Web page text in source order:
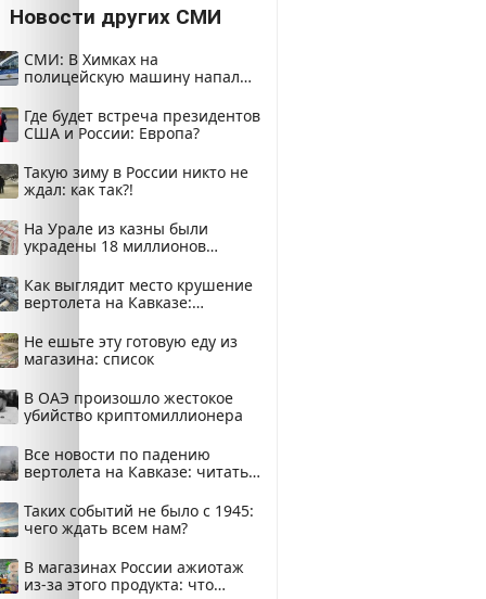
Новости других СМИ
СМИ: В Химках на
полицейскую машину напали
Где будет встреча президентов
США и России: Европа?
Такую зиму в России никто не
ждал: как так?!
На Урале из казны были
украдены 18 миллионов
Как выглядит место крушение
вертолета на Кавказе:
Не ешьте эту готовую еду из
магазина: список
В ОАЭ произошло жестокое
убийство криптомиллионера
Все новости по падению
вертолета на Кавказе: читать
Таких событий не было с 1945:
чего ждать всем нам?
В магазинах России ажиотаж
из-за этого продукта: что